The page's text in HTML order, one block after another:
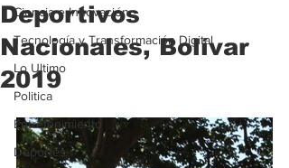
Ciencia e Innovación
Tecnología y Transformación Digital
Lo Ultimo
Politica
Entretenimiento
Deportes
Deportivos
Nacionales, Bolívar
2019